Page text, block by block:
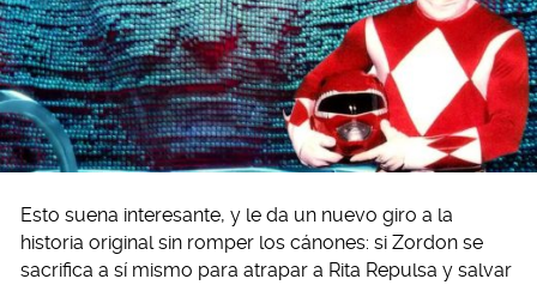
Esto suena interesante, y le da un nuevo giro a la
historia original sin romper los cánones: si Zordon se
sacrifica a sí mismo para atrapar a Rita Repulsa y salvar